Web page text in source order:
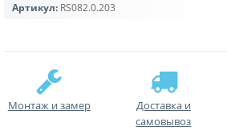
Артикул: RS082.0.203
Монтаж и замер
Доставка и
самовывоз